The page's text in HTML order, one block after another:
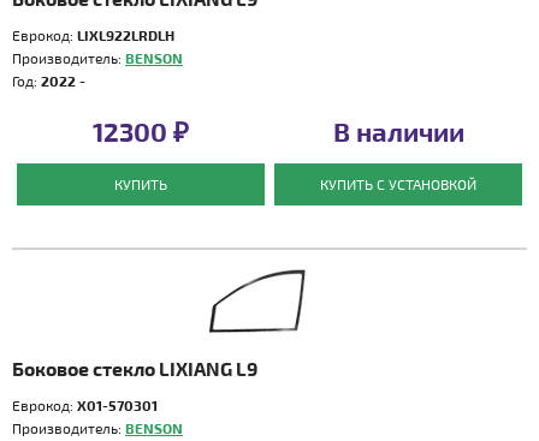
Еврокод: LIXL922LRDLH
Производитель: BENSON
Год: 2022 -
12300 ₽
КУПИТЬ
В наличии
КУПИТЬ С УСТАНОВКОЙ
Боковое стекло LIXIANG L9
Еврокод: X01-570301
Производитель: BENSON